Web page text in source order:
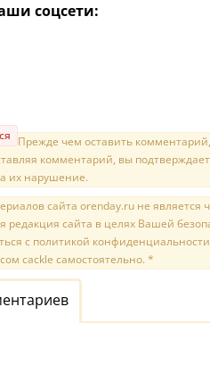
соцсети:
Прежде чем оставить
комментарий, вы
их нарушение.
сайта orenday.ru не является
сайта в целях Вашей
с политикой
cackle самостоятельно. *